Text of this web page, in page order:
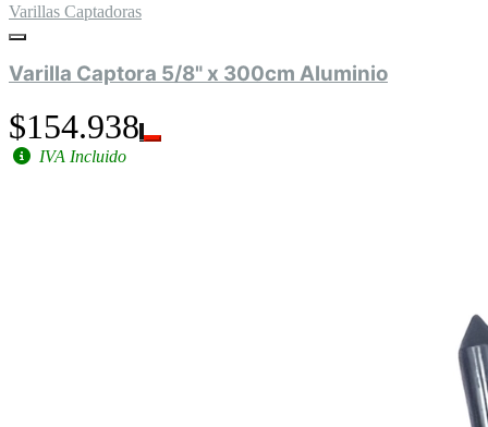
Varillas Captadoras
Varilla Captora 5/8" x 300cm Aluminio
$154.938
IVA Incluido